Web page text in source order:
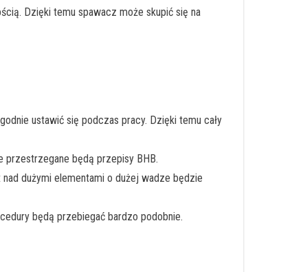
Dzięki temu spawacz może skupić się na
ustawić się podczas pracy. Dzięki temu cały
przestrzegane będą przepisy BHB.
dużymi elementami o dużej wadze będzie
będą przebiegać bardzo podobnie.